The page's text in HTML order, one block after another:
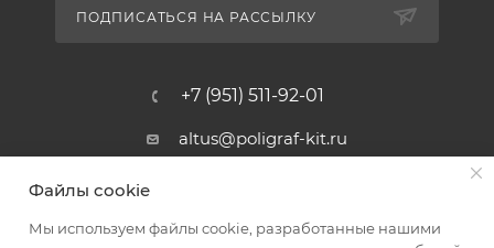
ПОДПИСАТЬСЯ НА РАССЫЛКУ
+7 (951) 511-92-01
altus@poligraf-kit.ru
Магазин-склад ТЦ "Альтус"
пос. Янтарный, Малое Зеленое
Файлы cookie
Мы используем файлы cookie, разработанные нашими